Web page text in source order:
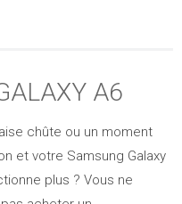
A6
chûte ou un moment
et votre Samsung Galaxy
plus ? Vous ne